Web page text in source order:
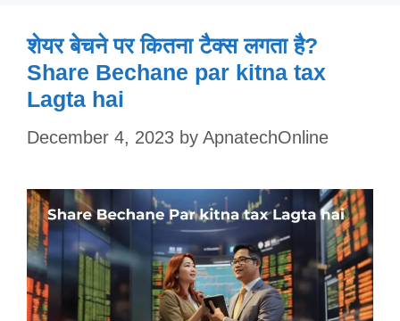
शेयर बेचने पर कितना टैक्स लगता है?
Share Bechane par kitna tax
Lagta hai
December 4, 2023 by ApnatechOnline